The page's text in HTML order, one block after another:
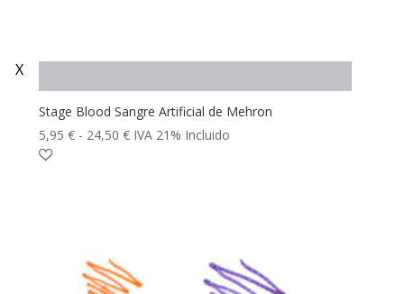
Stage Blood Sangre Artificial de Mehron
5,95€ - 24,50€Rango
IVA 21% Incluido
X